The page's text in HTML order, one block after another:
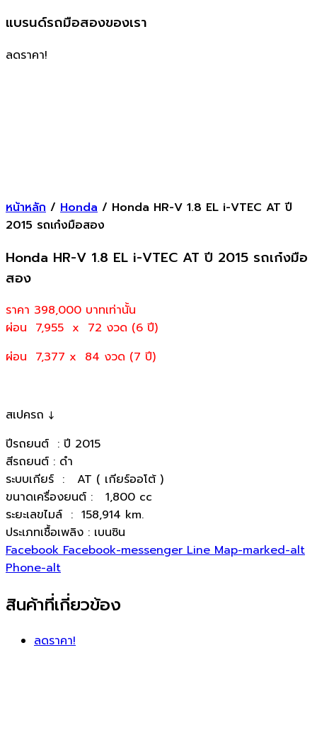
แบรนด์รถมือสองของเรา
ลดราคา!
หน้าหลัก / Honda / Honda HR-V 1.8 EL i-VTEC AT ปี
2015 รถเก๋งมือสอง
Honda HR-V 1.8 EL i-VTEC AT ปี 2015 รถเก๋งมือ
สอง
ราคา 398,000 บาทเท่านั้น
ผ่อน 7,955 x 72 งวด (6 ปี)
ผ่อน 7,377 x 84 งวด (7 ปี)
สเปครถ ↓
ปีรถยนต์ : ปี 2015
สีรถยนต์ : ดำ
ระบบเกียร์ : AT ( เกียร์ออโต้ )
ขนาดเครื่องยนต์ : 1,800 cc
ระยะเลขไมล์ : 158,914 km.
ประเภทเชื้อเพลิง : เบนซิน
Facebook Facebook-messenger Line Map-marked-alt
Phone-alt
สินค้าที่เกี่ยวข้อง
ลดราคา!